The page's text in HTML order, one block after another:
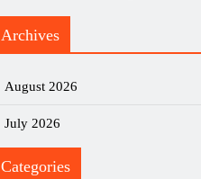
Archives
August 2026
July 2026
Categories